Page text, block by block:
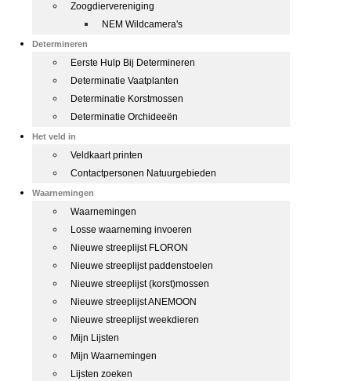
Zoogdiervereniging
NEM Wildcamera's
Determineren
Eerste Hulp Bij Determineren
Determinatie Vaatplanten
Determinatie Korstmossen
Determinatie Orchideeën
Het veld in
Veldkaart printen
Contactpersonen Natuurgebieden
Waarnemingen
Waarnemingen
Losse waarneming invoeren
Nieuwe streeplijst FLORON
Nieuwe streeplijst paddenstoelen
Nieuwe streeplijst (korst)mossen
Nieuwe streeplijst ANEMOON
Nieuwe streeplijst weekdieren
Mijn Lijsten
Mijn Waarnemingen
Lijsten zoeken